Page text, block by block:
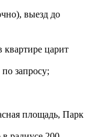
выезд до
царит
запросу;
площадь, Парк